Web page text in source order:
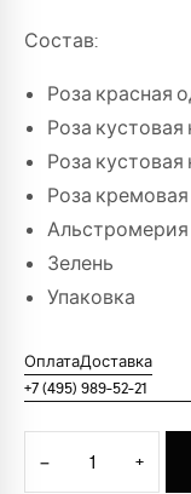
Состав:
Роза красная
Роза кустовая
Роза
Роза
Альстромерия
Зелень
Упаковка
ОплатаДоставка
+7 (495) 989-52-21
− +